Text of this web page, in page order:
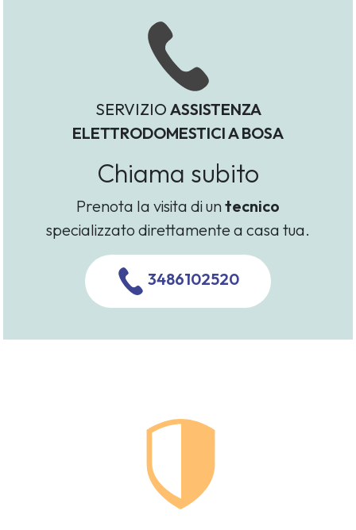
SERVIZIO ASSISTENZA
ELETTRODOMESTICI A BOSA
Chiama subito
Prenota la visita di untecnico
specializzato direttamente a casa tua.
3486102520